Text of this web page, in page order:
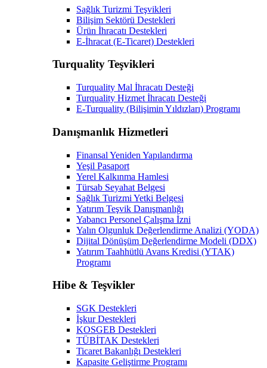
Sağlık Turizmi Teşvikleri
Bilişim Sektörü Destekleri
Ürün İhracatı Destekleri
E-İhracat (E-Ticaret) Destekleri
Turquality Teşvikleri
Turquality Mal İhracatı Desteği
Turquality Hizmet İhracatı Desteği
E-Turquality (Bilişimin Yıldızları) Programı
Danışmanlık Hizmetleri
Finansal Yeniden Yapılandırma
Yeşil Pasaport
Yerel Kalkınma Hamlesi
Türsab Seyahat Belgesi
Sağlık Turizmi Yetki Belgesi
Yatırım Teşvik Danışmanlığı
Yabancı Personel Çalışma İzni
Yalın Olgunluk Değerlendirme Analizi (YODA)
Dijital Dönüşüm Değerlendirme Modeli (DDX)
Yatırım Taahhütlü Avans Kredisi (YTAK)
Programı
Hibe & Teşvikler
SGK Destekleri
İşkur Destekleri
KOSGEB Destekleri
TÜBİTAK Destekleri
Ticaret Bakanlığı Destekleri
Kapasite Geliştirme Programı